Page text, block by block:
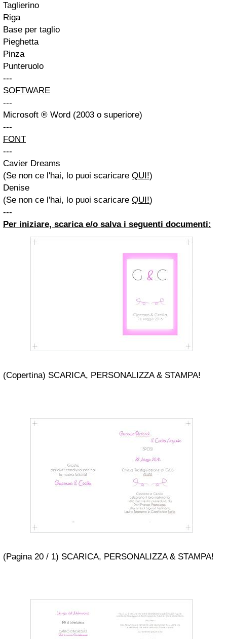
Taglierino
Riga
Base per taglio
Pieghetta
Pinza
Punteruolo
---
SOFTWARE
---
Microsoft ® Word (2003 o superiore)
---
FONT
---
Cavier Dreams
(Se non ce l'hai, lo puoi scaricare QUI!)
Denise
(Se non ce l'hai, lo puoi scaricare QUI!)
---
Per iniziare, scarica e/o salva i seguenti documenti:
(Copertina) SCARICA, PERSONALIZZA & STAMPA!
(Pagina 20 / 1) SCARICA, PERSONALIZZA & STAMPA!